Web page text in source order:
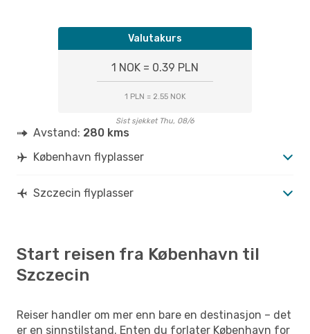
Valutakurs
1 NOK = 0.39 PLN
1 PLN = 2.55 NOK
Sist sjekket Thu, 08/6
Avstand: 280 kms
København flyplasser
Szczecin flyplasser
Start reisen fra København til
Szczecin
Reiser handler om mer enn bare en destinasjon – det
er en sinnstilstand. Enten du forlater København for